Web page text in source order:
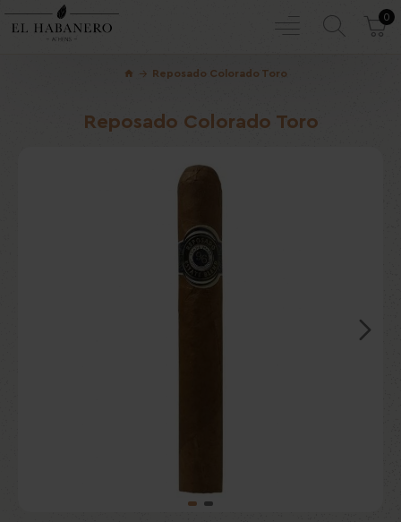
0
Reposado Colorado Toro
Reposado Colorado Toro